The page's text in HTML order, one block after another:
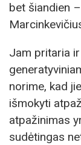
bet šiandien
Jam pritaria
norime, kad
išmokyti
atpažinimas
sudėtingas